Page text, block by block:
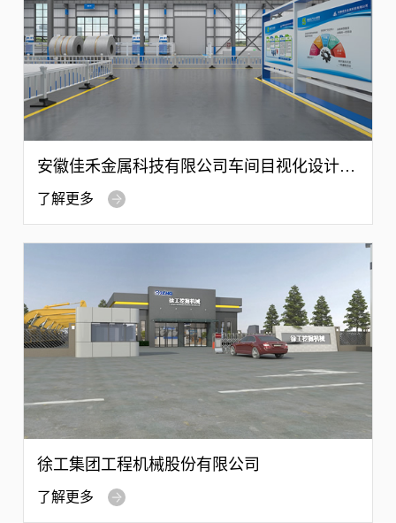
安徽佳禾金属科技有限公司车间目视化设计案
例
了解更多
徐工集团工程机械股份有限公司
了解更多